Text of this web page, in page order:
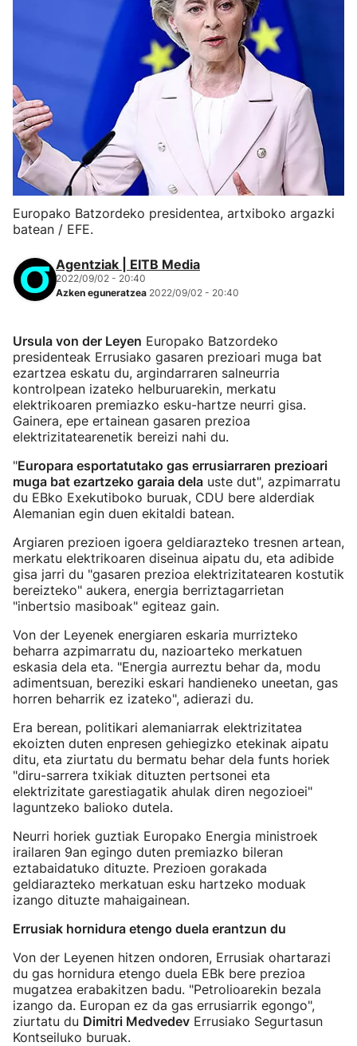
Europako Batzordeko presidentea, artxiboko argazki
batean / EFE.
Agentziak | EITB Media
2022/09/02 - 20:40
Azken eguneratzea 2022/09/02 - 20:40
Ursula von der Leyen Europako Batzordeko
presidenteak Errusiako gasaren prezioari muga bat
ezartzea eskatu du, argindarraren salneurria
kontrolpean izateko helburuarekin, merkatu
elektrikoaren premiazko esku-hartze neurri gisa.
Gainera, epe ertainean gasaren prezioa
elektrizitatearenetik bereizi nahi du.
"Europara esportatutako gas errusiarraren prezioari
muga bat ezartzeko garaia dela uste dut", azpimarratu
du EBko Exekutiboko buruak, CDU bere alderdiak
Alemanian egin duen ekitaldi batean.
Argiaren prezioen igoera geldiarazteko tresnen artean,
merkatu elektrikoaren diseinua aipatu du, eta adibide
gisa jarri du "gasaren prezioa elektrizitatearen kostutik
bereizteko" aukera, energia berriztagarrietan
"inbertsio masiboak" egiteaz gain.
Von der Leyenek energiaren eskaria murrizteko
beharra azpimarratu du, nazioarteko merkatuen
eskasia dela eta. "Energia aurreztu behar da, modu
adimentsuan, bereziki eskari handieneko uneetan, gas
horren beharrik ez izateko", adierazi du.
Era berean, politikari alemaniarrak elektrizitatea
ekoizten duten enpresen gehiegizko etekinak aipatu
ditu, eta ziurtatu du bermatu behar dela funts horiek
"diru-sarrera txikiak dituzten pertsonei eta
elektrizitate garestiagatik ahulak diren negozioei"
laguntzeko balioko dutela.
Neurri horiek guztiak Europako Energia ministroek
irailaren 9an egingo duten premiazko bileran
eztabaidatuko dituzte. Prezioen gorakada
geldiarazteko merkatuan esku hartzeko moduak
izango dituzte mahaigainean.
Errusiak hornidura etengo duela erantzun du
Von der Leyenen hitzen ondoren, Errusiak ohartarazi
du gas hornidura etengo duela EBk bere prezioa
mugatzea erabakitzen badu. "Petrolioarekin bezala
izango da. Europan ez da gas errusiarrik egongo",
ziurtatu du Dimitri Medvedev Errusiako Segurtasun
Kontseiluko buruak.